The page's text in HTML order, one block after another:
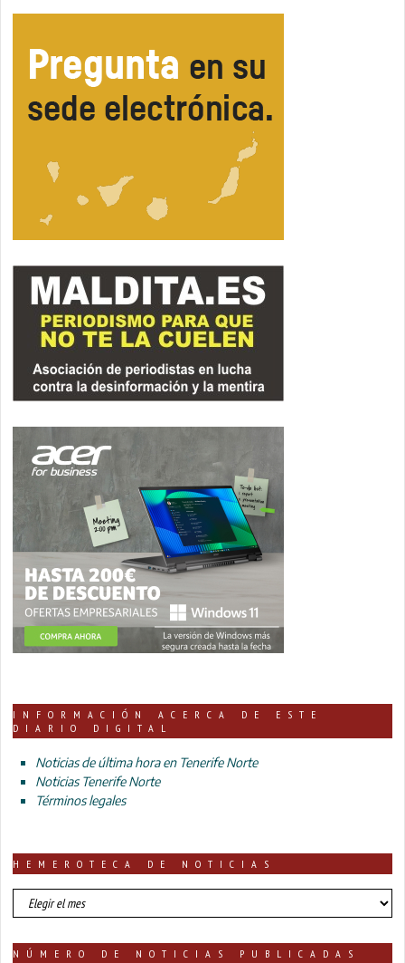
INFORMACIÓN ACERCA DE ESTE
DIARIO DIGITAL
Noticias de última hora en Tenerife Norte
Noticias Tenerife Norte
Términos legales
HEMEROTECA DE NOTICIAS
HEMEROTECA
DE
NÚMERO DE NOTICIAS PUBLICADAS